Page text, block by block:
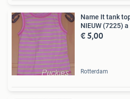
Name It tank
NIEUW (7225) a
€ 5,00
Rotterdam